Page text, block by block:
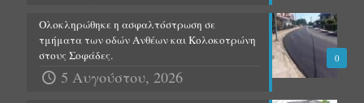
0
Ολοκληρώθηκε η ασφαλτόστρωση σε
τμήματα των οδών Ανθέων και Κολοκοτρώνη
στους Σοφάδες.
5 Αυγούστου, 2026